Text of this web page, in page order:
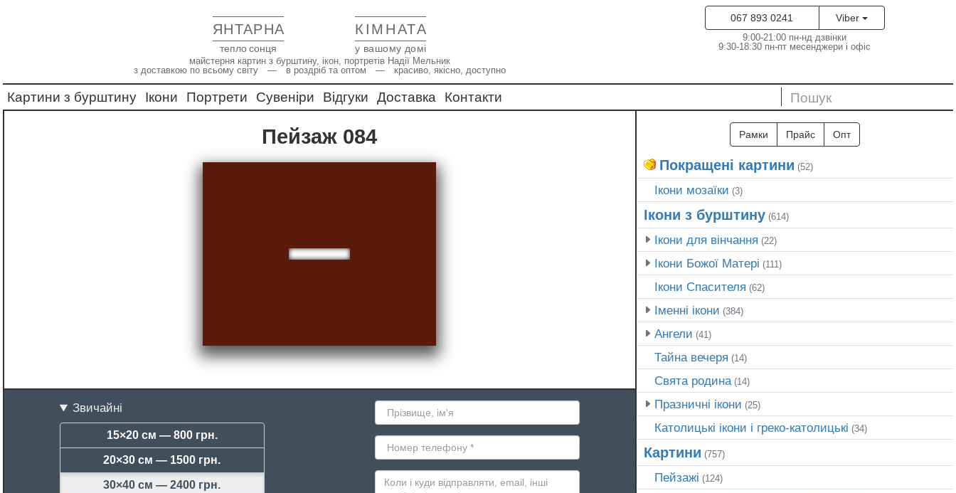
ЯНТАРНА КІМНАТА
тепло сонця у вашому домі
майстерня картин з бурштину, ікон, портретів Надії Мельник
з доставкою по всьому світу — в роздріб та оптом — красиво, якісно, доступно
067 893 0241 Viber
9:00-21:00 пн-нд дзвінки
9:30-18:30 пн-пт месенджери і офіс
Картини з бурштину Ікони Портрети Сувеніри Відгуки Доставка Контакти
Пейзаж 084
Звичайні
15×20 см — 800 грн.
20×30 см — 1500 грн.
30×40 см —2400 грн.
Рамки Прайс Опт
Покращені картини (52)
Ікони мозаїки (3)
Ікони з бурштину(614)
Ікони для вінчання (22)
Ікони Божої Матері (111)
Ікони Спасителя (62)
Іменні ікони (384)
Ангели (41)
Тайна вечеря (14)
Свята родина(14)
Празничні ікони (25)
Католицькі ікони і греко-католицькі (34)
Картини (757)
Пейзажі (124)